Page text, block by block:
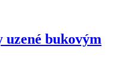
uzené bukovým